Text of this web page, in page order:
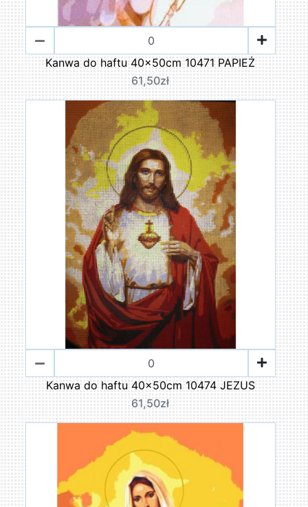
Kanwa do haftu 40x50cm 10471 PAPIEŻ
61,50zł
Kanwa do haftu 40x50cm 10474 JEZUS
61,50zł